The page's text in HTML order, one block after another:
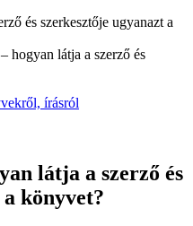
és szerkesztője ugyanazt a
hogyan látja a szerző és
írásról
látja a szerző és
könyvet?